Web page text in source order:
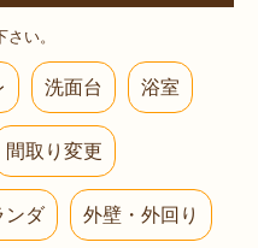
い。
洗面台 浴室
間取り変更
ンダ 外壁・外回り